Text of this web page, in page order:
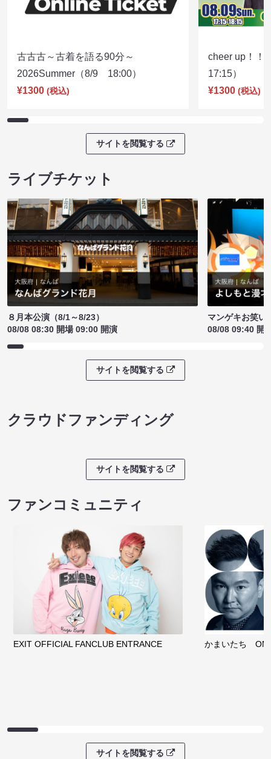
古古古～古着を語る90分～
2026Summer（8/9 18:00）
¥1300 (税込)
cheer up！
17:15）
¥1300 (税込)
サイトを閲覧する
ライブチケット
８月本公演（8/1～8/23）
08/08 08:30 開場 09:00 開演
マンゲキお笑い
08/08 09:40 開
サイトを閲覧する
クラウドファンディング
サイトを閲覧する
ファンコミュニティ
EXIT OFFICIAL FANCLUB ENTRANCE かまいたち
サイトを閲覧する